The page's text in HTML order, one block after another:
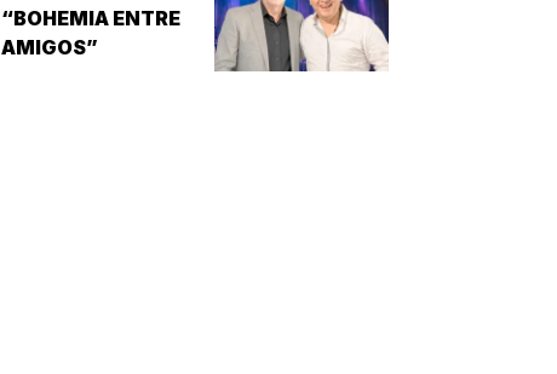
INVESTIGACIÓN DE
NUEVOS
“BOHEMIA ENTRE
AMIGOS”